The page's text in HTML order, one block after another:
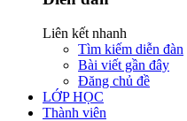
Liên kết nhanh
Tìm kiếm diễn đàn
Bài viết gần đây
Đăng chủ đề
LỚP HỌC
Thành viên